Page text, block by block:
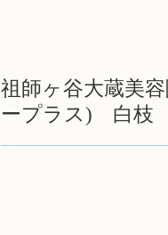
祖師ヶ谷大蔵美容
ープラス) 白枝